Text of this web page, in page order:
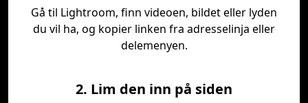
Gå til Lightroom, finn videoen, bildet eller lyden
du vil ha, og kopier linken fra adresselinja eller
delemenyen.
2. Lim den inn på siden